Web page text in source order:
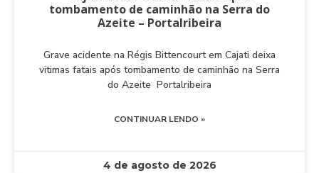
tombamento de caminhão na Serra do
Azeite – Portalribeira
Grave acidente na Régis Bittencourt em Cajati deixa
vitimas fatais após tombamento de caminhão na Serra
do Azeite Portalribeira
CONTINUAR LENDO »
4 de agosto de 2026